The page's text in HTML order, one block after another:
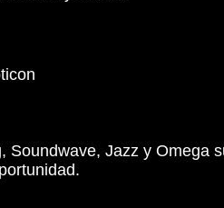
Soundwave, Jazz y Omega